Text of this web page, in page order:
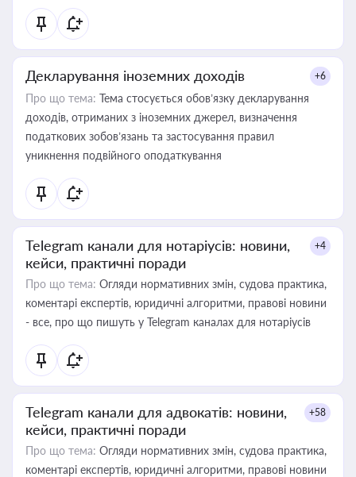
Декларування іноземних доходів +6
Про що тема: Тема стосується обов’язку декларування
доходів, отриманих з іноземних джерел, визначення
податкових зобов’язань та застосування правил
уникнення подвійного оподаткування
Telegram канали для нотаріусів: новини,
кейси, практичні поради
+4
Про що тема: Огляди нормативних змін, судова практика,
коментарі експертів, юридичні алгоритми, правові новини
- все, про що пишуть у Telegram каналах для нотаріусів
Telegram канали для адвокатів: новини,
кейси, практичні поради
+58
Про що тема: Огляди нормативних змін, судова практика,
коментарі експертів, юридичні алгоритми, правові новини